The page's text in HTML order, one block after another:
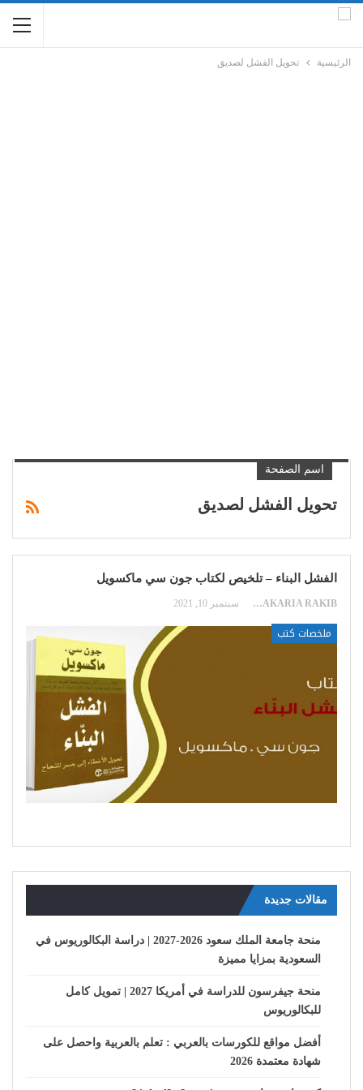
الرئيسية تحويل الفشل لصديق
اسم الصفحة
تحويل الفشل لصديق
الفشل البناء – تلخيص لكتاب جون سي ماكسويل
ZAKARIA RAKIB سبتمبر 10, 2021
ملخصات كتب
مقالات جديدة
منحة جامعة الملك سعود 2026-2027 | دراسة البكالوريوس في
السعودية بمزايا مميزة
منحة جيفرسون للدراسة في أمريكا 2027 | تمويل كامل
للبكالوريوس
أفضل مواقع للكورسات بالعربي : تعلم بالعربية واحصل على
شهادة معتمدة 2026